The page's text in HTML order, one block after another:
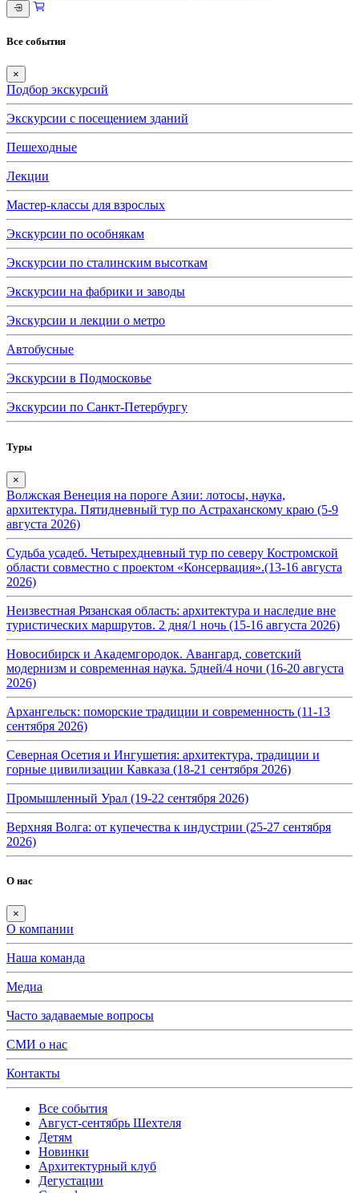
Все события
×
Подбор экскурсий
Экскурсии с посещением зданий
Пешеходные
Лекции
Мастер-классы для взрослых
Экскурсии по особнякам
Экскурсии по сталинским высоткам
Экскурсии на фабрики и заводы
Экскурсии и лекции о метро
Автобусные
Экскурсии в Подмосковье
Экскурсии по Санкт-Петербургу
Туры
×
Волжская Венеция на пороге Азии: лотосы, наука,
архитектура. Пятидневный тур по Астраханскому краю (5-9
августа 2026)
Судьба усадеб. Четырехдневный тур по северу Костромской
области совместно с проектом «Консервация».(13-16 августа
2026)
Неизвестная Рязанская область: архитектура и наследие вне
туристических маршрутов. 2 дня/1 ночь (15-16 августа 2026)
Новосибирск и Академгородок. Авангард, советский
модернизм и современная наука. 5дней/4 ночи (16-20 августа
2026)
Архангельск: поморские традиции и современность (11-13
сентября 2026)
Северная Осетия и Ингушетия: архитектура, традиции и
горные цивилизации Кавказа (18-21 сентября 2026)
Промышленный Урал (19-22 сентября 2026)
Верхняя Волга: от купечества к индустрии (25-27 сентября
2026)
О нас
×
О компании
Наша команда
Медиа
Часто задаваемые вопросы
СМИ о нас
Контакты
Все события
Август-сентябрь Шехтеля
Детям
Новинки
Архитектурный клуб
Дегустации